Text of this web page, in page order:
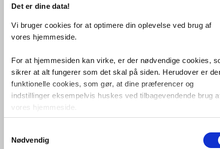
Det er dine data!
Vi bruger cookies for at optimere din oplevelse ved brug af
vores hjemmeside.
For at hjemmesiden kan virke, er der nødvendige cookies,
sikrer at alt fungerer som det skal på siden. Herudover er
funktionelle cookies, som gør, at dine præferencer og
indstillinger eksempelvis huskes ved tilbagevendende brug
vores hjemmeside.
Foruden nødvendige og funktionelle cookies er der
cookies. Disse bruger vi bl.a. til at måle trafik, omsætning,
Nødvendig
Fri fragt fra 4.995,-
Vinkel 90° 3/4" muffe/nippel Rødgods
Silicium Bronze
VVS-Shoppen.dk ApS Søren Nymarks Vej 158270 Højbjerg
Tlf.: 87 37 40 30 CVR nr.: 28 33 18 94
mail@vvs-shoppen.dk
Handelsbetingelser
Returvarer
Privatlivs- og cookiepolitik